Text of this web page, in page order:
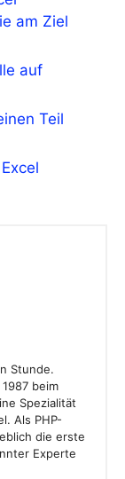
am Ziel
auf
Teil
Stunde.
beim
Spezialität
Als PHP-
die erste
Experte